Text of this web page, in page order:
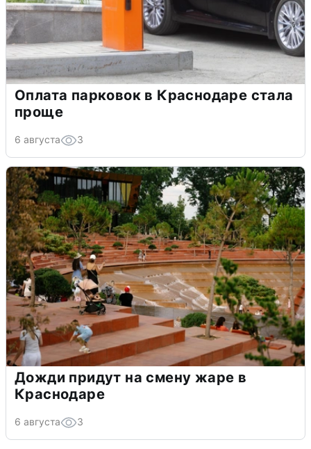
Оплата парковок в Краснодаре стала
проще
6 августа 3
Дожди придут на смену жаре в
Краснодаре
6 августа 3